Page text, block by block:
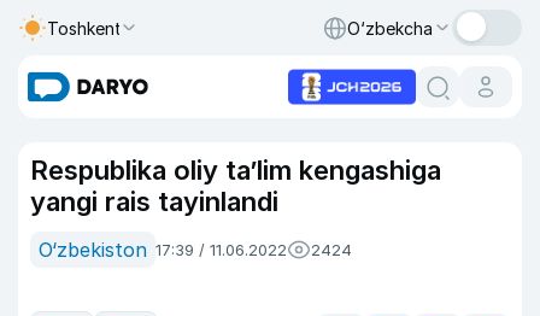
Toshkent O‘zbekcha
Respublika oliy ta’lim kengashiga
yangi rais tayinlandi
O‘zbekiston 17:39 / 11.06.2022 2424